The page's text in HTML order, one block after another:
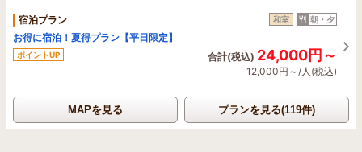
宿泊プラン 和室 朝・夕
お得に宿泊！夏得プラン【平日限定】
ポイントUP 合計(税込) 24,000円～
12,000円～/人(税込)
MAPを見る プランを見る(119件)